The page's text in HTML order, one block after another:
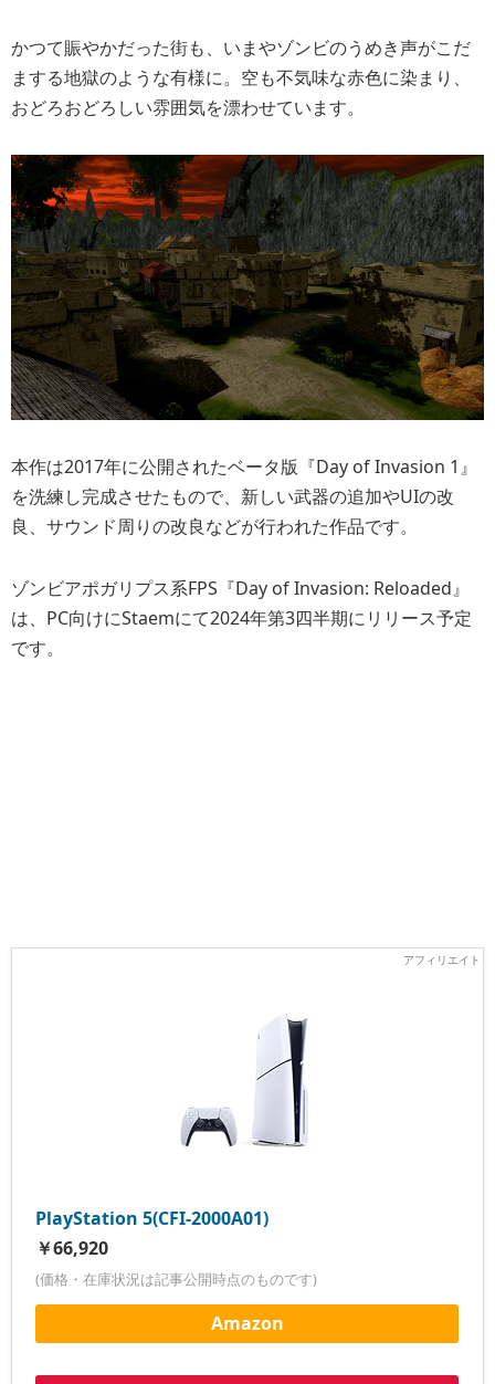
かつて賑やかだった街も、いまやゾンビのうめき声がこだ
まする地獄のような有様に。空も不気味な赤色に染まり、
おどろおどろしい雰囲気を漂わせています。
本作は2017年に公開されたベータ版『Day of Invasion 1』
を洗練し完成させたもので、新しい武器の追加やUIの改
良、サウンド周りの改良などが行われた作品です。
ゾンビアポガリプス系FPS『Day of Invasion: Reloaded』
は、PC向けにStaemにて2024年第3四半期にリリース予定
です。
PlayStation 5(CFI-2000A01)
￥66,920
(価格・在庫状況は記事公開時点のものです)
Amazon